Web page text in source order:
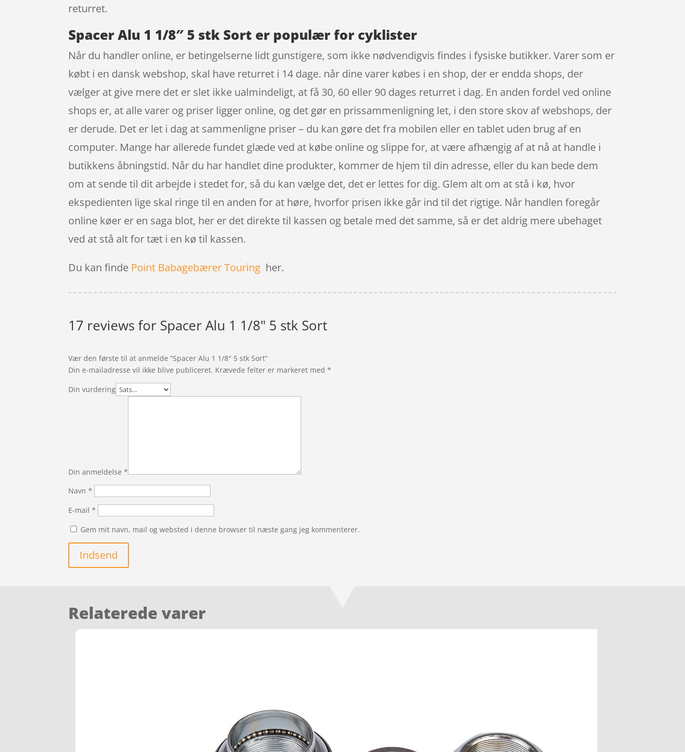
returret.
Spacer Alu 1 1/8″ 5 stk Sort er populær for cyklister
Når du handler online, er betingelserne lidt gunstigere, som ikke nødvendigvis findes i fysiske butikker. Varer som er
købt i en dansk webshop, skal have returret i 14 dage. når dine varer købes i en shop, der er endda shops, der
vælger at give mere det er slet ikke ualmindeligt, at få 30, 60 eller 90 dages returret i dag. En anden fordel ved online
shops er, at alle varer og priser ligger online, og det gør en prissammenligning let, i den store skov af webshops, der
er derude. Det er let i dag at sammenligne priser – du kan gøre det fra mobilen eller en tablet uden brug af en
computer. Mange har allerede fundet glæde ved at købe online og slippe for, at være afhængig af at nå at handle i
butikkens åbningstid. Når du har handlet dine produkter, kommer de hjem til din adresse, eller du kan bede dem
om at sende til dit arbejde i stedet for, så du kan vælge det, det er lettes for dig. Glem alt om at stå i kø, hvor
ekspedienten lige skal ringe til en anden for at høre, hvorfor prisen ikke går ind til det rigtige. Når handlen foregår
online køer er en saga blot, her er det direkte til kassen og betale med det samme, så er det aldrig mere ubehaget
ved at stå alt for tæt i en kø til kassen.
Du kan finde Point Babagebærer Touring her.
17 reviews for Spacer Alu 1 1/8" 5 stk Sort
Vær den første til at anmelde “Spacer Alu 1 1/8″ 5 stk Sort”
Din e-mailadresse vil ikke blive publiceret. Krævede felter er markeret med*
Din vurdering
Din anmeldelse*
Navn*
E-mail*
Gem mit navn, mail og websted i denne browser til næste gang jeg kommenterer.
Indsend
Relaterede varer